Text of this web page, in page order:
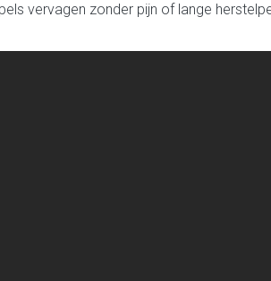
vervagen zonder pijn of lange